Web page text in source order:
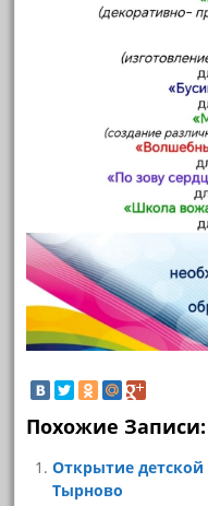
Похожие Записи:
Открытие
Тырново